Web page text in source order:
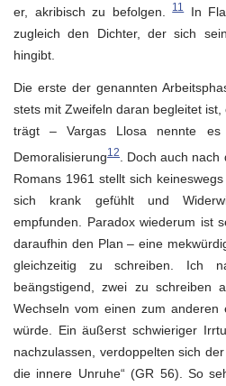
er, akribisch zu befolgen.11 In
zugleich den Dichter, der sich
hingibt.
Die erste der genannten
stets mit Zweifeln daran begleitet
trägt – Vargas Llosa nennte
Demoralisierung12
. Doch auch
Romans 1961 stellt sich
sich krank gefühlt und
empfunden. Paradox wiederum ist
daraufhin den Plan – eine
gleichzeitig zu schreiben. Ich
beängstigend, zwei zu schreiben
Wechseln vom einen zum anderen
würde. Ein äußerst schwieriger
nachzulassen, verdoppelten sich
die innere Unruhe“ (GR 56). So